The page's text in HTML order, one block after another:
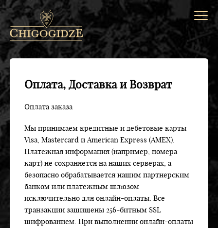
Оплата, Доставка и Возврат
Оплата заказа
Мы принимаем кредитные и дебетовые карты
Visa, Mastercard и American Express (AMEX).
Платежная информация (например, номера
карт) не сохраняется на наших серверах, а
безопасно обрабатывается нашим партнерским
банком или платежным шлюзом
исключительно для онлайн-оплаты. Все
транзакции защищены 256-битным SSL
шифрованием. При выполнении онлайн-оплаты